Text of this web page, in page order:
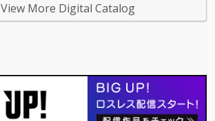
View More Digital Catalog